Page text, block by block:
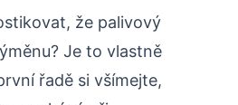
že palivový
Je to vlastně
řadě si všímejte,